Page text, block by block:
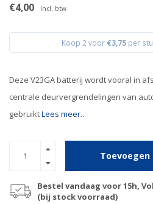
€4,00 Incl. btw
Koop 2 voor €3,75per
Deze V23GA batterij wordt vooral in
centrale deurvergrendelingen van
gebruiktLees meer..
Bestel vandaag voor 15h,
(bij stock voorraad)